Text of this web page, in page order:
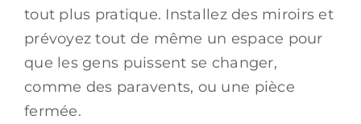
tout plus pratique. Installez des miroirs et
prévoyez tout de même un espace pour
que les gens puissent se changer,
comme des paravents, ou une pièce
fermée.